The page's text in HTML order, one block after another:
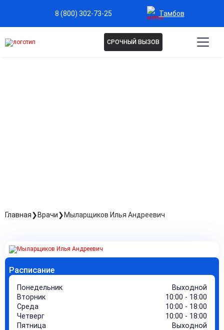
8 (800) 302-73-25 Тамбов
СРОЧНЫЙ ВЫЗОВ
Главная Врачи Мыларщиков Илья Андреевич
Расписание
Понедельник
Выходной
Вторник
10:00 - 18:00
Среда
10:00 - 18:00
Четверг
10:00 - 18:00
Пятница
Выходной